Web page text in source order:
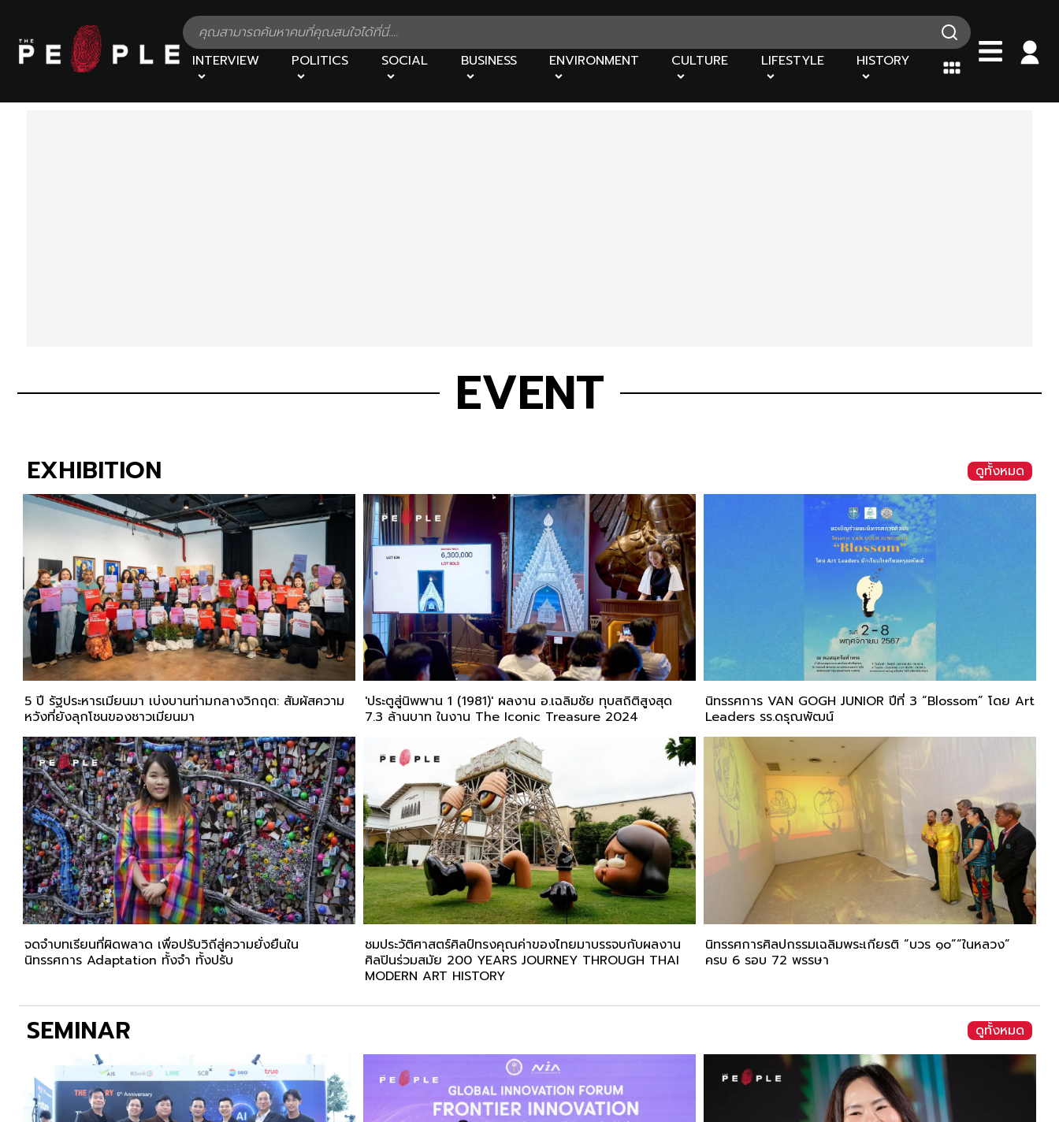
INTERVIEW POLITICS SOCIAL BUSINESS ENVIRONMENT CULTURE LIFESTYLE HISTORY
EVENT
EXHIBITION ดูทั้งหมด
5 ปี รัฐประหารเมียนมา เบ่งบานท่ามกลางวิกฤต: สัมผัสความ
หวังที่ยังลุกโชนของชาวเมียนมา
'ประตูสู่นิพพาน 1 (1981)' ผลงาน อ.เฉลิมชัย ทุบสถิติสูงสุด
7.3 ล้านบาท ในงาน The Iconic Treasure 2024
นิทรรศการ VAN GOGH JUNIOR ปีที่ 3 “Blossom” โดย Art
Leaders รร.ดรุณพัฒน์
จดจำบทเรียนที่ผิดพลาด เพื่อปรับวิถีสู่ความยั่งยืนใน
นิทรรศการ Adaptation ทั้งจำ ทั้งปรับ
ชมประวัติศาสตร์ศิลป์ทรงคุณค่าของไทยมาบรรจบกับผลงาน
ศิลปินร่วมสมัย 200 YEARS JOURNEY THROUGH THAI
MODERN ART HISTORY
นิทรรศการศิลปกรรมเฉลิมพระเกียรติ “บวร ๑๐”“ในหลวง”
ครบ 6 รอบ 72 พรรษา
SEMINAR ดูทั้งหมด